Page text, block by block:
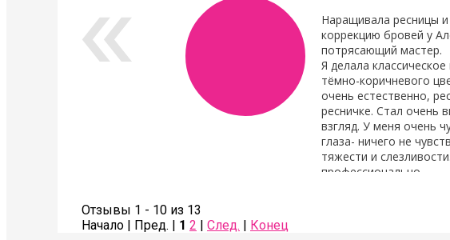
Наращивала ресницы и
коррекцию бровей у
потрясающий мастер.
Я делала
тёмно-коричневого
очень естественно,
ресничке. Стал очень
взгляд. У меня очень
глаза- ничего не
тяжести и
профессионально.
Также сделала коррекцию бровей- очень аккуратно и
Советую всем!
Соколова Галина
Отзывы 1 - 10 из 13
Начало | Пред. | 1 2 След. Конец